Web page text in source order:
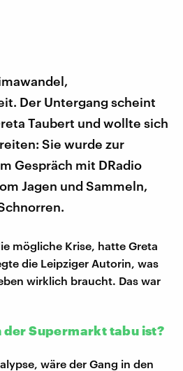
Der Untergang scheint
Taubert und wollte sich
Sie wurde zur
Gespräch mit DRadio
Jagen und Sammeln,
mögliche Krise, hatte Greta
die Leipziger Autorin, was
wirklich braucht. Das war
der Supermarkt tabu ist?
wäre der Gang in den